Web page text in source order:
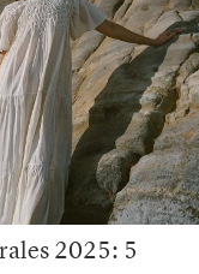
2025: 5